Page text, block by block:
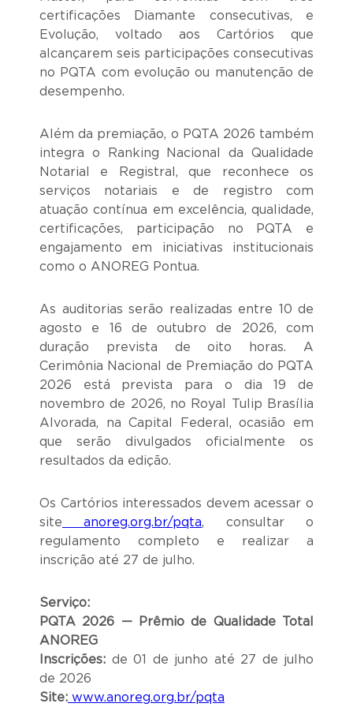
certificações Diamante consecutivas, e
Evolução, voltado aos Cartórios que
alcançarem seis participações consecutivas
no PQTA com evolução ou manutenção de
desempenho.
Além da premiação, o PQTA 2026 também
integra o Ranking Nacional da Qualidade
Notarial e Registral, que reconhece os
serviços notariais e de registro com
atuação contínua em excelência, qualidade,
certificações, participação no PQTA e
engajamento em iniciativas institucionais
como o ANOREG Pontua.
As auditorias serão realizadas entre 10 de
agosto e 16 de outubro de 2026, com
duração prevista de oito horas. A
Cerimônia Nacional de Premiação do PQTA
2026 está prevista para o dia 19 de
novembro de 2026, no Royal Tulip Brasília
Alvorada, na Capital Federal, ocasião em
que serão divulgados oficialmente os
resultados da edição.
Os Cartórios interessados devem acessar o
site anoreg.org.br/pqta, consultar o
regulamento completo e realizar a
inscrição até 27 de julho.
Serviço:
PQTA 2026 — Prêmio de Qualidade Total
ANOREG
Inscrições: de 01 de junho até 27 de julho
de 2026
Site: www.anoreg.org.br/pqta